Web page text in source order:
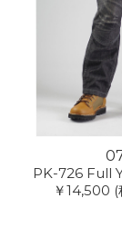
PK-726 Full
￥14,500